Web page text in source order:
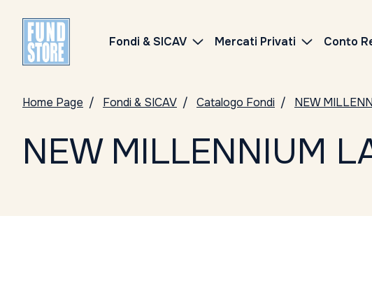
Fondi & SICAV Mercati Privati Conto
Home Page Fondi & SICAV Catalogo Fondi NEW
NEW MILLENNIUM